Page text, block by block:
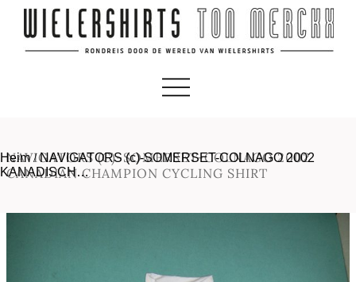
NAVIGATORS (C)-SOMERSET-COLNAGO 2002
CANADIAN CHAMPION CYCLING SHIRT
Heim/NAVIGATORS (c)-SOMERSET-COLNAGO 2002
KANADISCH…